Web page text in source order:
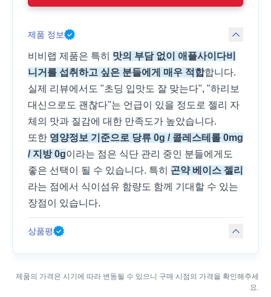
제품 정보
비비랩 제품은 특히 맛의 부담 없이 애플사이다비
니거를 섭취하고 싶은 분들에게 매우 적합합니다.
실제 리뷰에서도 "초딩 입맛도 잘 맞는다", "하리보
대신으로도 괜찮다"는 언급이 있을 정도로 젤리 자
체의 맛과 질감에 대한 만족도가 높았습니다.
또한 영양정보 기준으로 당류 0g / 콜레스테롤 0mg
/ 지방 0g이라는 점은 식단 관리 중인 분들에게도
좋은 선택이 될 수 있습니다. 특히 곤약 베이스 젤리
라는 점에서 식이섬유 함량도 함께 기대할 수 있는
장점이 있습니다.
상품평
제품의 가격은 시기에 따라 변동될 수 있으니 구매 시점의 가격을 확인해주세
요.